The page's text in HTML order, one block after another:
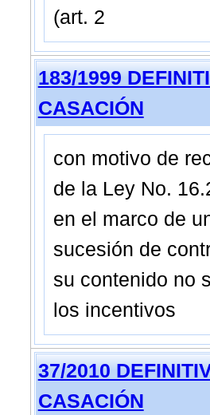
(art. 2
183/1999
CASACIÓN
con motivo de
de la Ley No.
en el marco de
sucesión de
su contenido no
los incentivos
37/2010
CASACIÓN